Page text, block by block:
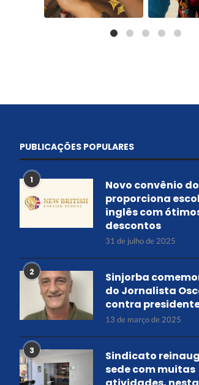
PUBLICAÇÕES POPULARES
1
Novo convênio
proporciona
inglês com
descontos
31 de julho de 2025
2
Sinjorba
do Jornalista
contra
13 de março de 2025
3
Sindicato
sede com muitas